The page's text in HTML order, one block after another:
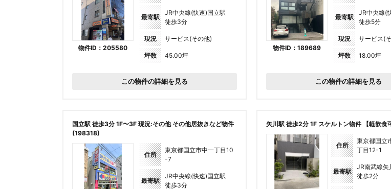
物件ID：205580
最寄駅
JR中央線(快速)国立駅
徒歩3分
現況 サービス(その他)
坪数 45.00坪
この物件の詳細を見る
物件ID：189689
最寄駅
JR中央線(
徒歩5分
現況 サービス(
坪数 18.00坪
この物件の詳細を見る
国立駅 徒歩3分 1F〜3F 現況:その他 その他居抜きなど物件
(198318)
住所
東京都国立市中一丁目10
-7
最寄駅
JR中央線(快速)国立駅
徒歩3分
矢川駅 徒歩2分 1F スケルトン物件 【軽飲
住所
東京都国立
丁目12-1
最寄駅
JR南武線矢
徒歩2分